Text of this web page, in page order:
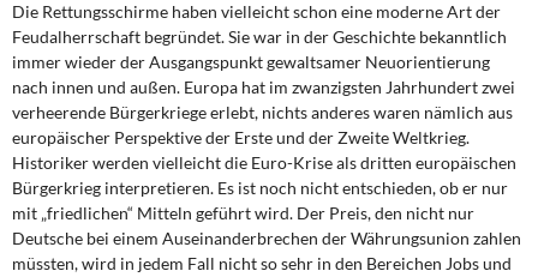
DIE LINKE
Weitere Themen
Memo-Gruppe
Institut Solidarische Moderne
Rosa-Luxemburg-Stiftung
Die Rettungsschirme haben vielleicht schon eine moderne Art der
Feudalherrschaft begründet. Sie war in der Geschichte bekanntlich
immer wieder der Ausgangspunkt gewaltsamer Neuorientierung
nach innen und außen. Europa hat im zwanzigsten Jahrhundert zwei
verheerende Bürgerkriege erlebt, nichts anderes waren nämlich aus
europäischer Perspektive der Erste und der Zweite Weltkrieg.
Historiker werden vielleicht die Euro-Krise als dritten europäischen
Bürgerkrieg interpretieren. Es ist noch nicht entschieden, ob er nur
mit „friedlichen“ Mitteln geführt wird. Der Preis, den nicht nur
Deutsche bei einem Auseinanderbrechen der Währungsunion zahlen
müssten, wird in jedem Fall nicht so sehr in den Bereichen Jobs und